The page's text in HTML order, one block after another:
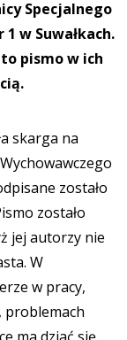
Specjalnego
w Suwałkach.
pismo w ich
skarga na
zostało
zostało
jej autorzy nie
W
w pracy,
problemach